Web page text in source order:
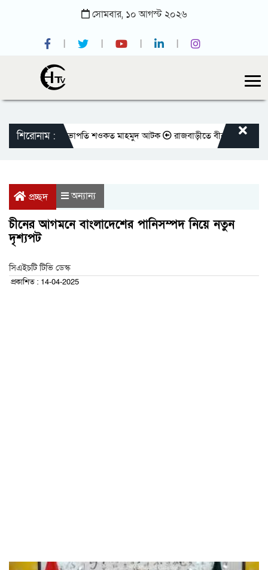
সোমবার, ১০ আগস্ট ২০২৬
শিরোনাম :
সাবেক সভাপতি শওকত মাহমুদ আটক রাজবাড়ীতে বীর মুক্তিযোদ্ধাদের
প্রচ্ছদ অন্যান্য
চীনের আগমনে বাংলাদেশের পানিসম্পদ নিয়ে নতুন
দৃশ্যপট
সিএইচটি টিভি ডেস্ক
প্রকাশিত : 14-04-2025